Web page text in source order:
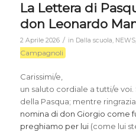
La Lettera di
don Leonardo
2 Aprile 2026 / in Dalla scuola, NEWS,
Campagnoli
Carissimi/e,
un saluto cordiale a tutti/e
della Pasqua; mentre
nomina di don Giorgio come
preghiamo per lui (come lui